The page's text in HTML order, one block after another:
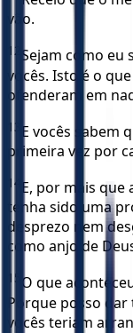
vão.
12 Sejam como eu
vocês. Isto é o
ofenderam em
13 E vocês sabem
primeira vez por
14 E, por mais que
tenha sido uma
desprezo nem
como anjo de
15 O que
Porque posso dar
vocês teriam